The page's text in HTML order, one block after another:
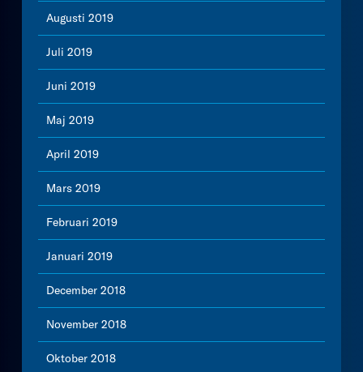
Augusti 2019
Juli 2019
Juni 2019
Maj 2019
April 2019
Mars 2019
Februari 2019
Januari 2019
December 2018
November 2018
Oktober 2018